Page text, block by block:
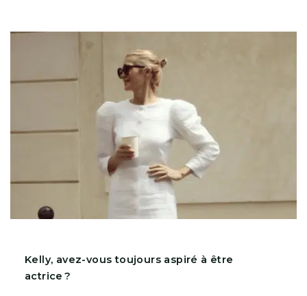
Kelly, avez-vous toujours aspiré à être
actrice ?